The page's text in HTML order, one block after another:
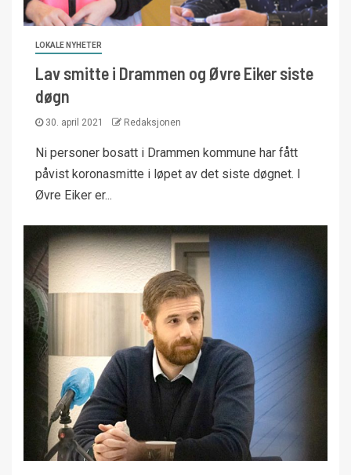
LOKALE NYHETER
Lav smitte i Drammen og Øvre Eiker siste
døgn
30. april 2021 Redaksjonen
Ni personer bosatt i Drammen kommune har fått
påvist koronasmitte i løpet av det siste døgnet. I
Øvre Eiker er...